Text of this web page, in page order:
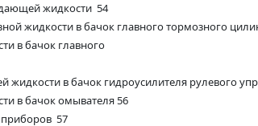
жидкости 54
жидкости в бачок главного тормозного
в бачок главного
жидкости в бачок гидроусилителя рулевого
в бачок омывателя 56
57